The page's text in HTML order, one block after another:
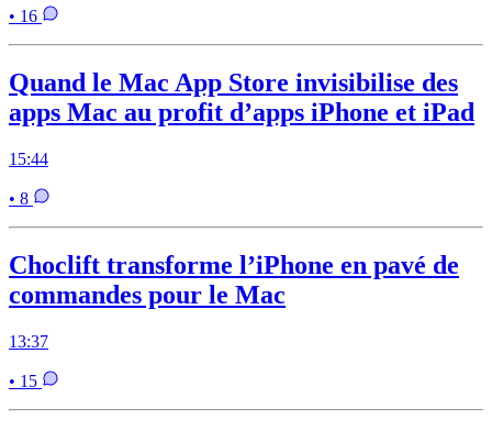
• 16
Quand le Mac App Store invisibilise des
apps Mac au profit d’apps iPhone et iPad
15:44
• 8
Choclift transforme l’iPhone en pavé de
commandes pour le Mac
13:37
• 15